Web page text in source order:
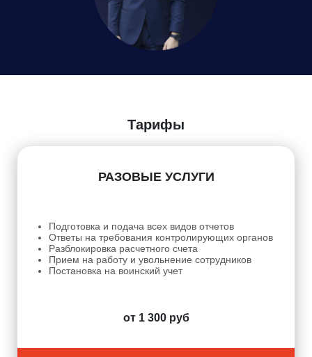
Тарифы
РАЗОВЫЕ УСЛУГИ
Подготовка и подача всех видов отчетов
Ответы на требования контролирующих органов
Разблокировка расчетного счета
Прием на работу и увольнение сотрудников
Постановка на воинский учет
от 1 300 руб